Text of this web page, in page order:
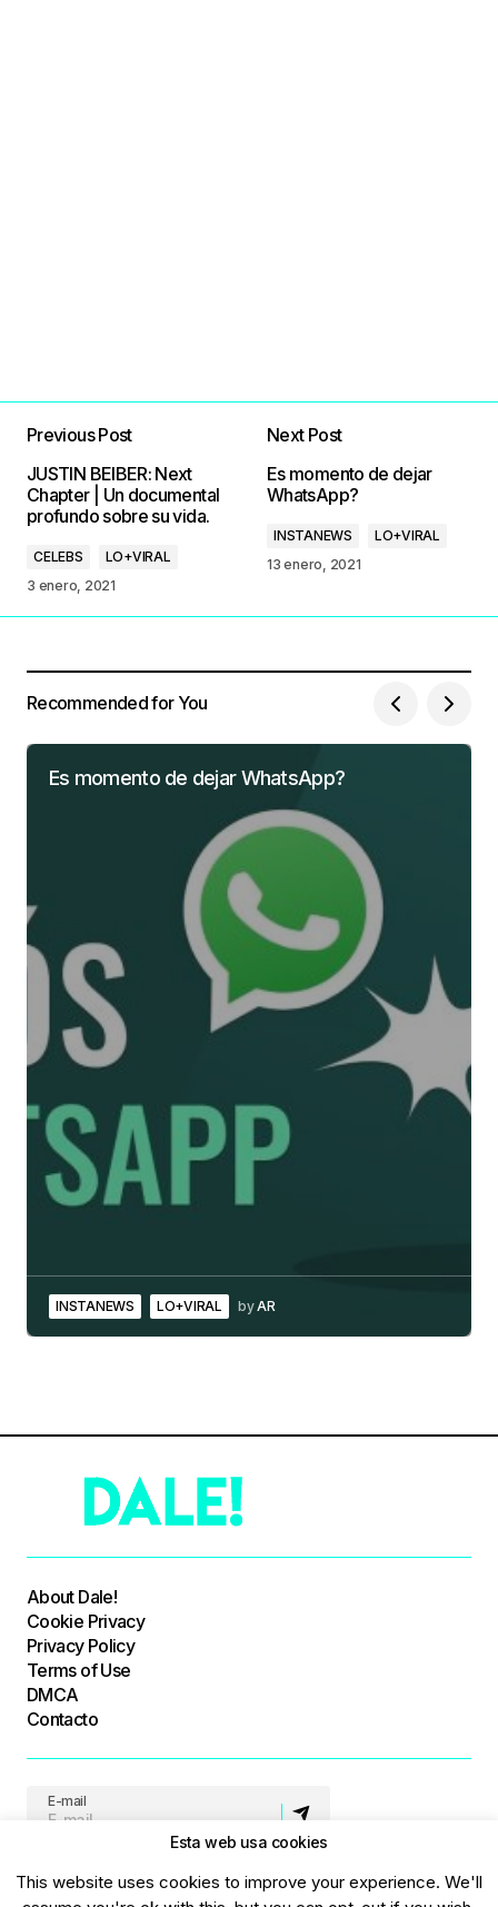
Previous Post
JUSTIN BEIBER: Next
Chapter | Un documental
profundo sobre su vida.
CELEBS
LO+VIRAL
3 enero, 2021
Next Post
Es momento de dejar
WhatsApp?
INSTANEWS
LO+VIRAL
13 enero, 2021
Recommended for You
Es momento de dejar WhatsApp?
INSTANEWS LO+VIRAL byAR
About Dale!
Cookie Privacy
Privacy Policy
Terms of Use
DMCA
Contacto
E-mail
Esta web usa cookies
This website uses cookies to improve your experience. We'll